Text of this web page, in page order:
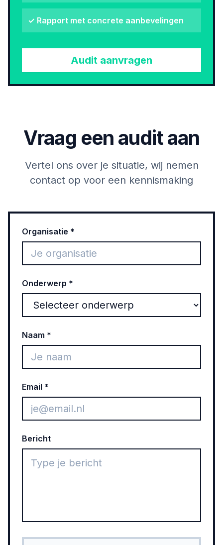
✓ Rapport met concrete aanbevelingen
Audit aanvragen
Vraag een audit aan
Vertel ons over je situatie, wij nemen
contact op voor een kennismaking
Organisatie *
Onderwerp *
Naam *
Email *
Bericht